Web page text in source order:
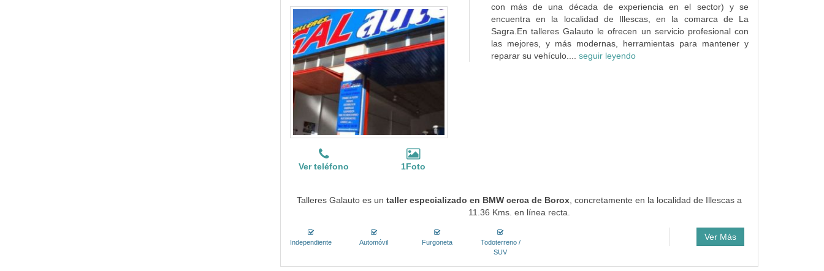
Ver teléfono 1Foto
con más de una década de experiencia en el sector) y se
encuentra en la localidad de Illescas, en la comarca de La
Sagra.En talleres Galauto le ofrecen un servicio profesional con
las mejores, y más modernas, herramientas para mantener y
reparar su vehículo.... seguir leyendo
Talleres Galauto es un taller especializado en BMW cerca de Borox, concretamente en la localidad de Illescas a
11.36 Kms. en línea recta.
Independiente Automóvil Furgoneta
Todoterreno /
SUV
Ver Más